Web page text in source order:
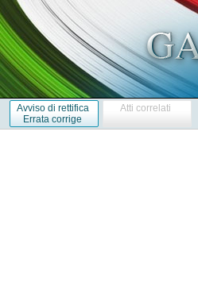
Avviso di rettifica
Errata corrige
Atti correlati